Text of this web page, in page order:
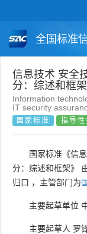
全国标准
国家标准
团体标准
信息技术 安全
分：综述和框架
Information
IT security
国家标准 指导
国家标准《信
分：综述和框架》
归口 ，主管部门为
主要起草单位
主要起草人 罗